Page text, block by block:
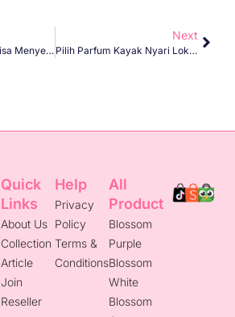
Mengapa Parfum Bisa Menyebabkan Iritasi Kulit?
Next
Pilih Parfum Kayak Nyari Loker, Butuh Eksplorasi
Quick
Links
About Us
Collection
Article
Join
Reseller
Help
Privacy
Policy
Terms &
Conditions
All
Product
Blossom
Purple
Blossom
White
Blossom